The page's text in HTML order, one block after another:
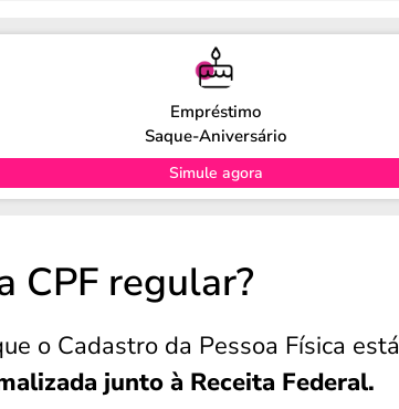
Empréstimo
Saque-Aniversário
Simule agora
CPF regular?
o Cadastro da Pessoa Física está
junto à Receita Federal.